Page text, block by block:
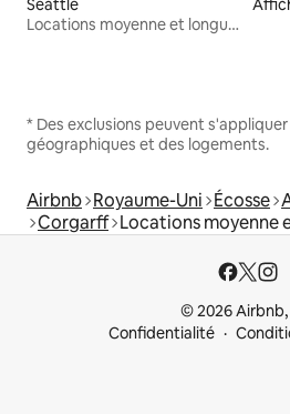
Seattle
Locations moyenne et longue durée
* Des exclusions peuvent
géographiques et des logements.
Airbnb Royaume-Uni Écosse
Corgarff Locations moyenne
© 2026 Airbnb,
Confidentialité